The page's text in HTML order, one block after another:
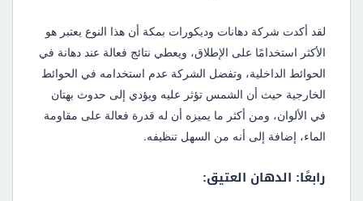
لقد أكدت شركة دهانات وديكورات بمكة أن هذا النوع يعتبر هو
الأكثر استخدامًا على الإطلاق، ويعطي نتائج فعالة عند دهانة في
الحوائط الداخلية، وتفضل الشركة عدم استخدامه في الحوائط
الخارجية حيث أن الشمس تؤثر عليه ويؤدي إلى حدوث بهتان
في الألوان، ومن أكثر ما يميزه أن له قدرة فعالة على مقاومة
الماء، إضافة إلى أنه من السهل تنظيفه.
رابعًا: الدهان العتيق: